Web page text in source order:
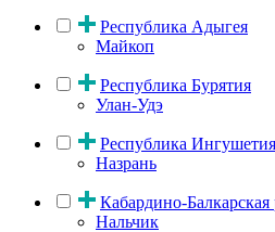
Республика Адыгея
Майкоп
Республика Бурятия
Улан-Удэ
Республика Ингушетия
Назрань
Кабардино-Балкарская
Нальчик